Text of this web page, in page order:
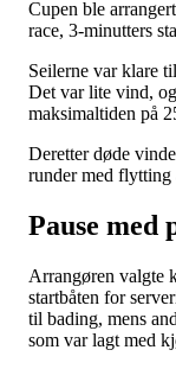
Cupen ble
race, 3-minutters
Seilerne var klare
Det var lite vind,
maksimaltiden på
Deretter døde
runder med flytting
Pause med
Arrangøren valgte
startbåten for
til bading, mens
som var lagt med